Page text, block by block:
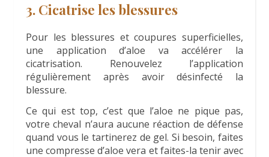
3. Cicatrise les blessures
Pour les blessures et coupures superficielles,
une application d’aloe va accélérer la
cicatrisation. Renouvelez l’application
régulièrement après avoir désinfecté la
blessure.
Ce qui est top, c’est que l’aloe ne pique pas,
votre cheval n’aura aucune réaction de défense
quand vous le tartinerez de gel. Si besoin, faites
une compresse d’aloe vera et faites-la tenir avec